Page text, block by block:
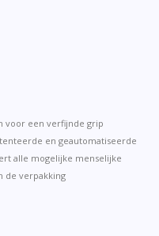
voor een verfijnde grip
en geautomatiseerde
alle mogelijke menselijke
de verpakking